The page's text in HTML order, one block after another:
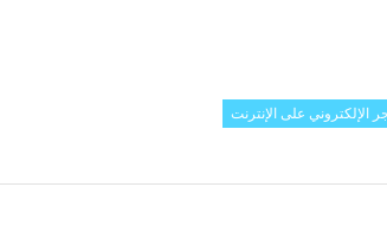
الإلكتروني على الإنترنت